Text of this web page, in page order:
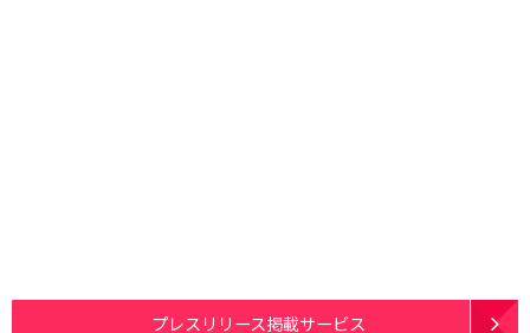
プレスリリース掲載サービス